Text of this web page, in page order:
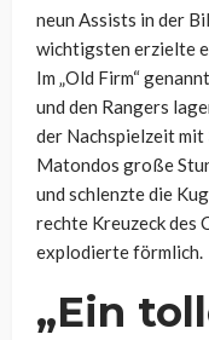
neun Assists in der
wichtigsten erzielte
Im „Old Firm“
und den Rangers
der Nachspielzeit mit
Matondos große
und schlenzte die
rechte Kreuzeck des
explodierte förmlich.
„Ein